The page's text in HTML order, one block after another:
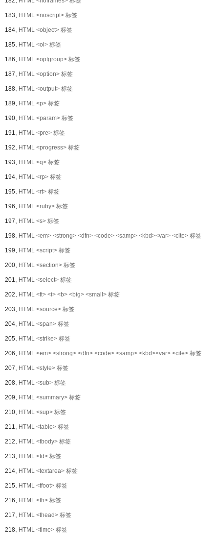
183、HTML <noscript> 标签
184、HTML <object> 标签
185、HTML <ol> 标签
186、HTML <optgroup> 标签
187、HTML <option> 标签
188、HTML <output> 标签
189、HTML <p> 标签
190、HTML <param> 标签
191、HTML <pre> 标签
192、HTML <progress> 标签
193、HTML <q> 标签
194、HTML <rp> 标签
195、HTML <rt> 标签
196、HTML <ruby> 标签
197、HTML <s> 标签
198、HTML <em> <strong> <dfn> <code> <samp> <kbd><var> <cite> 标签
199、HTML <script> 标签
200、HTML <section> 标签
201、HTML <select> 标签
202、HTML <tt> <i> <b> <big> <small> 标签
203、HTML <source> 标签
204、HTML <span> 标签
205、HTML <strike> 标签
206、HTML <em> <strong> <dfn> <code> <samp> <kbd><var> <cite> 标签
207、HTML <style> 标签
208、HTML <sub> 标签
209、HTML <summary> 标签
210、HTML <sup> 标签
211、HTML <table> 标签
212、HTML <tbody> 标签
213、HTML <td> 标签
214、HTML <textarea> 标签
215、HTML <tfoot> 标签
216、HTML <th> 标签
217、HTML <thead> 标签
218、HTML <time> 标签